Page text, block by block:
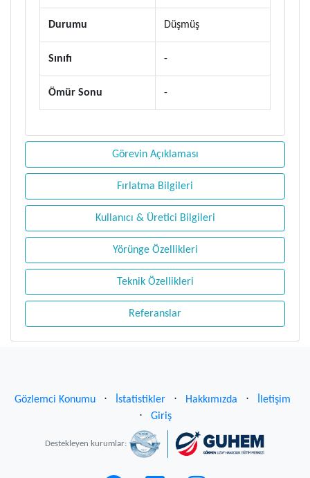
Durumu Düşmüş
Sınıfı -
Ömür Sonu -
Görevin Açıklaması
Fırlatma Bilgileri
Kullanıcı & Üretici Bilgileri
Yörünge Özellikleri
Teknik Özellikleri
Referanslar
Gözlemci Konumu ⋅ İstatistikler ⋅ Hakkımızda ⋅
İletişim
⋅
Giriş
Destekleyen kurumlar: